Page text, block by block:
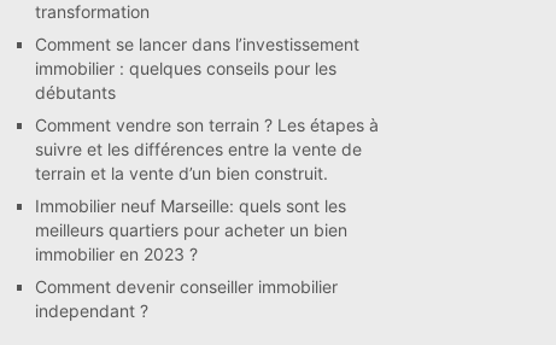
transformation
Comment se lancer dans l’investissement
immobilier : quelques conseils pour les
débutants
Comment vendre son terrain ? Les étapes à
suivre et les différences entre la vente de
terrain et la vente d’un bien construit.
Immobilier neuf Marseille: quels sont les
meilleurs quartiers pour acheter un bien
immobilier en 2023 ?
Comment devenir conseiller immobilier
independant ?